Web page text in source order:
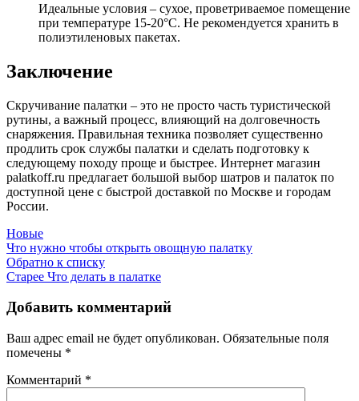
Идеальные условия – сухое, проветриваемое помещение
при температуре 15-20°C. Не рекомендуется хранить в
полиэтиленовых пакетах.
Заключение
Скручивание палатки – это не просто часть туристической
рутины, а важный процесс, влияющий на долговечность
снаряжения. Правильная техника позволяет существенно
продлить срок службы палатки и сделать подготовку к
следующему походу проще и быстрее. Интернет магазин
palatkoff.ru предлагает большой выбор шатров и палаток по
доступной цене с быстрой доставкой по Москве и городам
России.
Новые
Что нужно чтобы открыть овощную палатку
Обратно к списку
Старее Что делать в палатке
Добавить комментарий
Ваш адрес email не будет опубликован. Обязательные поля
помечены *
Комментарий *